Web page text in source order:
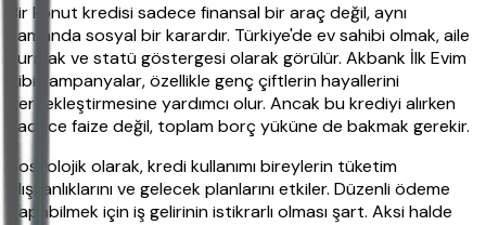
Bir konut kredisi sadece finansal bir araç değil, aynı
zamanda sosyal bir karardır. Türkiye'de ev sahibi olmak, aile
kurmak ve statü göstergesi olarak görülür. Akbank İlk Evim
gibi kampanyalar, özellikle genç çiftlerin hayallerini
gerçekleştirmesine yardımcı olur. Ancak bu krediyi alırken
sadece faize değil, toplam borç yüküne de bakmak gerekir.
Sosyolojik olarak, kredi kullanımı bireylerin tüketim
alışkanlıklarını ve gelecek planlarını etkiler. Düzenli ödeme
yapabilmek için iş gelirinin istikrarlı olması şart. Aksi halde